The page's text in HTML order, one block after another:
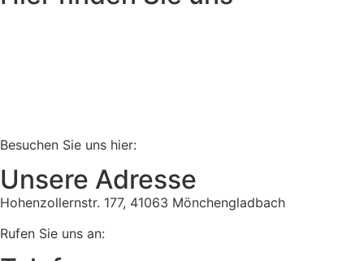
Besuchen Sie uns hier:
Unsere Adresse
Hohenzollernstr. 177, 41063 Mönchengladbach
Rufen Sie uns an: